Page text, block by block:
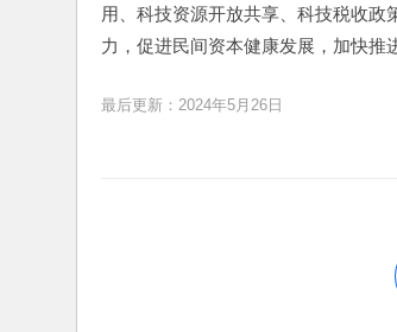
用、科技资源开放共享、科技税收
力，促进民间资本健康发展，加快推
最后更新：2024年5月26日